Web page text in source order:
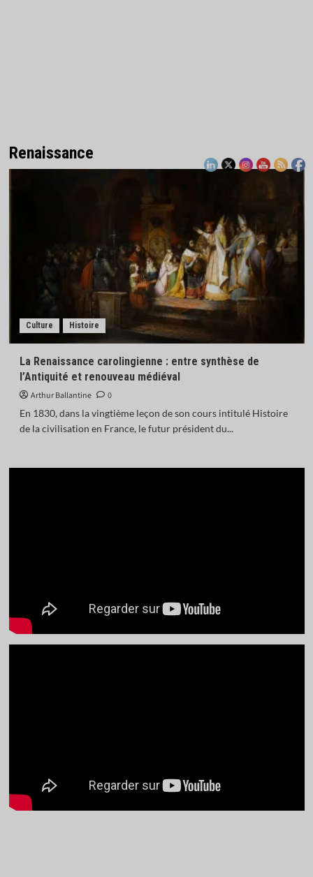
Renaissance
Culture Histoire
La Renaissance carolingienne : entre synthèse de
l’Antiquité et renouveau médiéval
Arthur Ballantine
0
En 1830, dans la vingtième leçon de son cours intitulé Histoire
de la civilisation en France, le futur président du...